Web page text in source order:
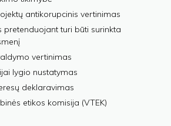
antikorupcinis vertinimas
pretenduojant turi būti surinkta
vertinimas
lygio nustatymas
deklaravimas
etikos komisija (VTEK)